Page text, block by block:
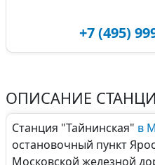
+7 (495)
ОПИСАНИЕ
Станция "Тайнинская" в
остановочный пункт
Московской железной